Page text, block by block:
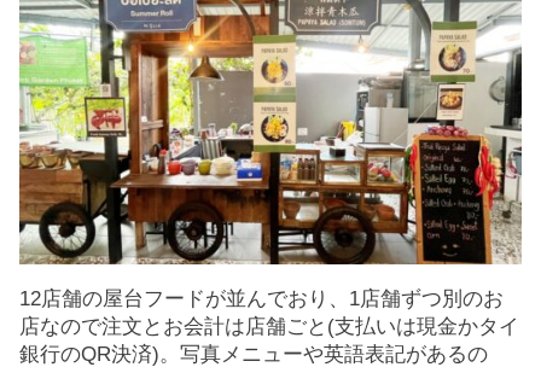
12店舗の屋台フードが並んでおり、1店舗ずつ別のお
店なので注文とお会計は店舗ごと(支払いは現金かタイ
銀行のQR決済)。写真メニューや英語表記があるの